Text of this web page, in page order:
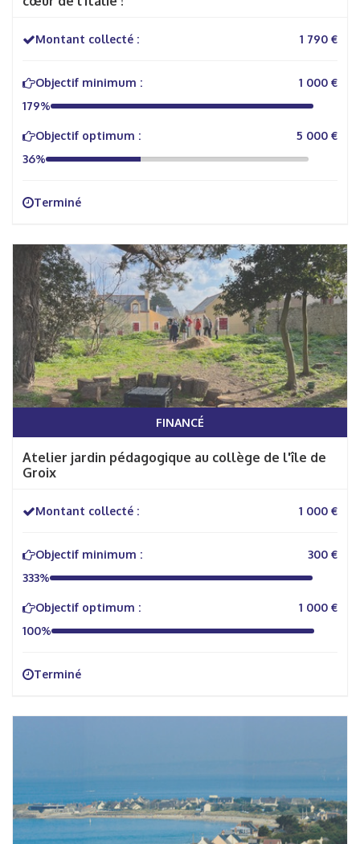
Montant collecté : 1 790 €
Objectif minimum :
1 000 €
179%
Objectif optimum :
5 000 €
36%
Terminé
FINANCÉ
Atelier jardin pédagogique au collège de l'île de
Groix
Montant collecté : 1 000 €
Objectif minimum :
300 €
333%
Objectif optimum :
1 000 €
100%
Terminé